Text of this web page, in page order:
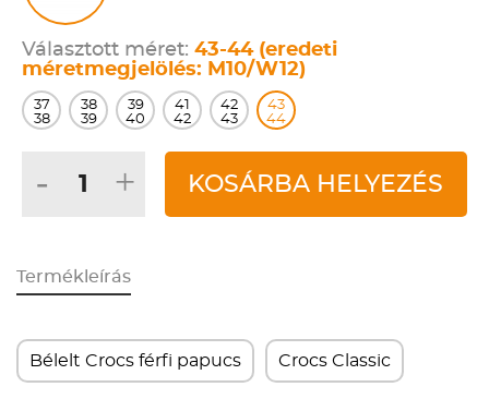
Választott méret: 43-44 (eredeti
méretmegjelölés: M10/W12)
37
38
38
39
39
40
41
42
42
43
43
44
- + KOSÁRBA HELYEZÉS
Termékleírás
Bélelt Crocs férfi papucs Crocs Classic